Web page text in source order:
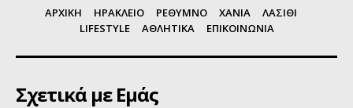
ΑΡΧΙΚΗ ΗΡΑΚΛΕΙΟ ΡΕΘΥΜΝΟ ΧΑΝΙΑ
ΛΑΣΙΘΙ
LIFESTYLE
ΑΘΛΗΤΙΚΑ ΕΠΙΚΟΙΝΩΝΙΑ
Σχετικά με Εμάς